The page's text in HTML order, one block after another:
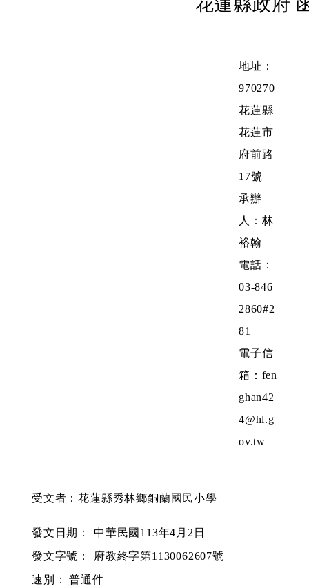
地址：
970270
花蓮縣
花蓮市
府前路
17號
承辦
人：林
裕翰
電話：
03-846
2860#2
81
電子信
箱：fen
ghan42
4@hl.g
ov.tw
受文者：花蓮縣秀林鄉銅蘭國民小學
發文日期：
中華民國113年4月2日
發文字號：
府教終字第1130062607號
速別：
普通件